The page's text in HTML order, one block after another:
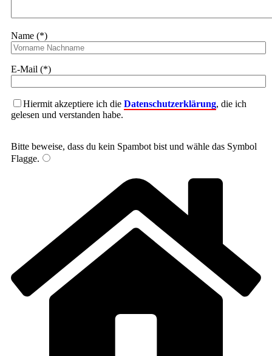
Name (*)
E-Mail (*)
Hiermit akzeptiere ich die Datenschutzerklärung, die ich
gelesen und verstanden habe.
Bitte beweise, dass du kein Spambot bist und wähle das Symbol
Flagge.